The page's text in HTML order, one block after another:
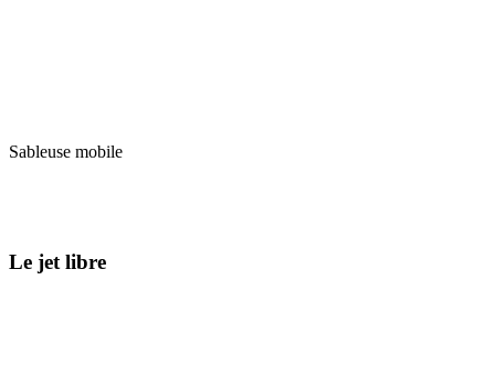
Sableuse mobile
Le jet libre